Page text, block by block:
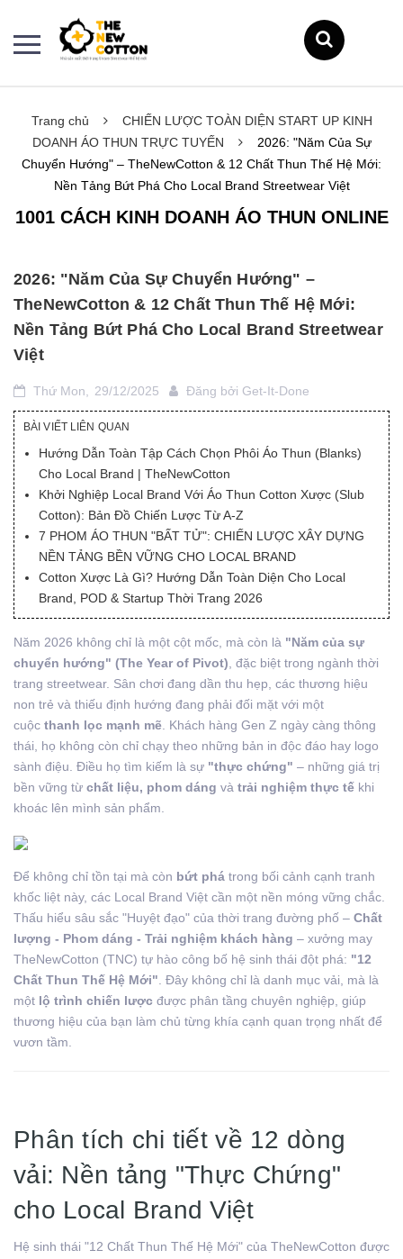
Trang chủ
CHIẾN LƯỢC TOÀN DIỆN START UP KINH
DOANH ÁO THUN TRỰC TUYẾN
2026: "Năm Của Sự
Chuyển Hướng" – TheNewCotton & 12 Chất Thun Thế Hệ Mới:
Nền Tảng Bứt Phá Cho Local Brand Streetwear Việt
1001 CÁCH KINH DOANH ÁO THUN ONLINE
2026: "Năm Của Sự Chuyển Hướng" –
TheNewCotton & 12 Chất Thun Thế Hệ Mới:
Nền Tảng Bứt Phá Cho Local Brand Streetwear
Việt
Thứ Mon, 29/12/2025 Đăng bởi Get-It-Done
BÀI VIẾT LIÊN QUAN
Hướng Dẫn Toàn Tập Cách Chọn Phôi Áo Thun (Blanks)
Cho Local Brand | TheNewCotton
Khởi Nghiệp Local Brand Với Áo Thun Cotton Xược (Slub
Cotton): Bản Đồ Chiến Lược Từ A-Z
7 PHOM ÁO THUN "BẤT TỬ": CHIẾN LƯỢC XÂY DỰNG
NỀN TẢNG BỀN VỮNG CHO LOCAL BRAND
Cotton Xược Là Gì? Hướng Dẫn Toàn Diện Cho Local
Brand, POD & Startup Thời Trang 2026
Năm 2026 không chỉ là một cột mốc, mà còn là "Năm của sự
chuyển hướng" (The Year of Pivot) , đặc biệt trong ngành thời
trang streetwear. Sân chơi đang dần thu hẹp, các thương hiệu
non trẻ và thiếu định hướng đang phải đối mặt với một
cuộc thanh lọc mạnh mẽ . Khách hàng Gen Z ngày càng thông
thái, họ không còn chỉ chạy theo những bản in độc đáo hay logo
sành điệu. Điều họ tìm kiếm là sự "thực chứng" – những giá trị
bền vững từ chất liệu, phom dáng và trải nghiệm thực tế khi
khoác lên mình sản phẩm.
Để không chỉ tồn tại mà còn bứt phá trong bối cảnh cạnh tranh
khốc liệt này, các Local Brand Việt cần một nền móng vững chắc.
Thấu hiểu sâu sắc "Huyệt đạo" của thời trang đường phố – Chất
lượng - Phom dáng - Trải nghiệm khách hàng – xưởng may
TheNewCotton (TNC) tự hào công bố hệ sinh thái đột phá: "12
Chất Thun Thế Hệ Mới" . Đây không chỉ là danh mục vải, mà là
một lộ trình chiến lược được phân tầng chuyên nghiệp, giúp
thương hiệu của bạn làm chủ từng khía cạnh quan trọng nhất để
vươn tầm.
Phân tích chi tiết về 12 dòng
vải: Nền tảng "Thực Chứng"
cho Local Brand Việt
Hệ sinh thái "12 Chất Thun Thế Hệ Mới" của TheNewCotton được